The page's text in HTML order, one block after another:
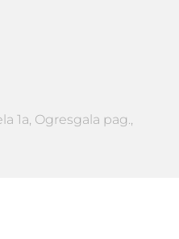
1a, Ogresgala pag.,